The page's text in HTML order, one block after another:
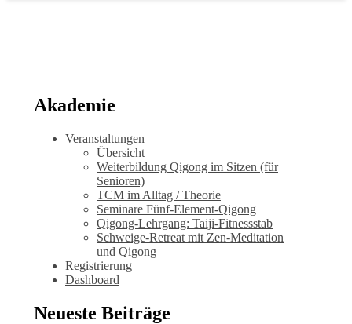
Akademie
Veranstaltungen
Übersicht
Weiterbildung Qigong im Sitzen (für
Senioren)
TCM im Alltag / Theorie
Seminare Fünf-Element-Qigong
Qigong-Lehrgang: Taiji-Fitnessstab
Schweige-Retreat mit Zen-Meditation
und Qigong
Registrierung
Dashboard
Neueste Beiträge